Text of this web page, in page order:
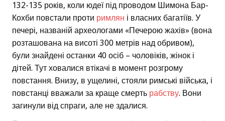
132-135 років, коли юдеї під проводом Шимона Бар-
Кохби повстали проти римлян і власних багатіїв. У
печері, названій археологами «Печерою жахів» (вона
розташована на висоті 300 метрів над обривом),
були знайдені останки 40 осіб – чоловіків, жінок і
дітей. Тут ховалися втікачі в момент розгрому
повстання. Внизу, в ущелині, стояли римські війська, і
повстанці вважали за краще смерть рабству. Вони
загинули від спраги, але не здалися.